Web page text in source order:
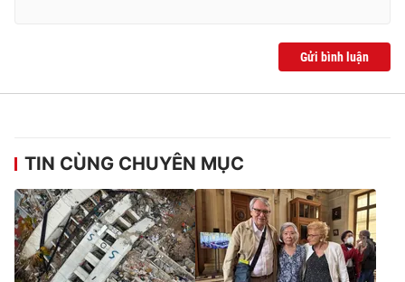
Gửi bình luận
TIN CÙNG CHUYÊN MỤC